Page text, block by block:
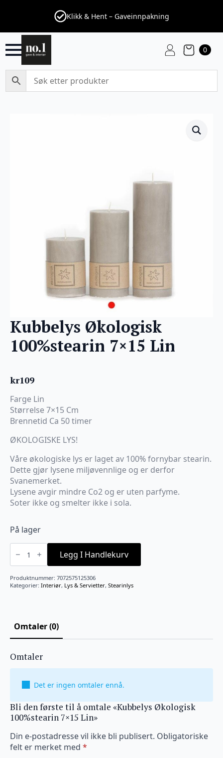
Klikk & Hent – Gaveinnpakning
0
Kubbelys Økologisk
100%stearin 7×15 Lin
kr109
Farge Lin
Størrelse 7×15 Cm
Brennetid Ca 50 timer
ØKOLOGISKE LYS!
Våre økologiske lys er laget av 100% fornybar stearin.
Dette gjør lysene miljøvennlige og er derfor
Svanemerket.
Lysene avgir mindre Co2 og er uten parfyme.
Soter ikke og smelter ikke i sola.
På lager
Kubbelys
Økologisk
100%stearin
7x15
Lin
antall
Legg I Handlekurv
Produktnummer: 7072575125306
Kategorier: Interiør, Lys & Servietter, Stearinlys
Omtaler (0)
Omtaler
Det er ingen omtaler ennå.
Bli den første til å omtale «Kubbelys Økologisk
100%stearin 7×15 Lin»
Din e-postadresse vil ikke bli publisert. Obligatoriske
felt er merket med *